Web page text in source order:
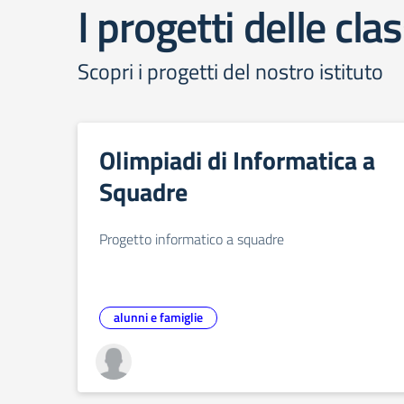
I progetti delle
Scopri i progetti del nostro istituto
Olimpiadi di Informatica a
Squadre
Progetto informatico a squadre
alunni e famiglie